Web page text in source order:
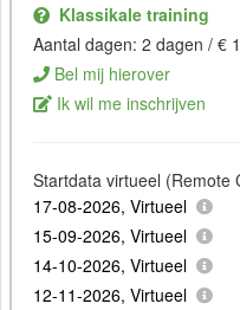
Klassikale training
Aantal dagen: 2 dagen / €
Bel mij hierover
Ik wil me inschrijven
Startdata virtueel (Remote
17-08-2026, Virtueel
15-09-2026, Virtueel
14-10-2026, Virtueel
12-11-2026, Virtueel